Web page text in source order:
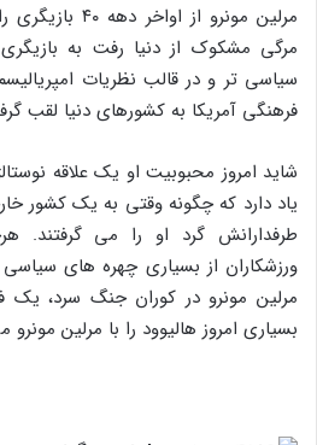
مرگی مشکوک از دنیا رفت به
سیاسی‌ تر و در قالب نظریات
فرهنگی آمریکا به کشورهای دنیا لقب
شاید امروز محبوبیت او یک علاقه
یاد دارد که چگونه وقتی به یک کشور
طرفدارانش گرد او را می‌ گرفتند.
ورزشکاران از بسیاری چهره‌ های سیاسی
مرلین مونرو در کوران جنگ سرد، یک
بسیاری امروز هالیوود را با مرلین